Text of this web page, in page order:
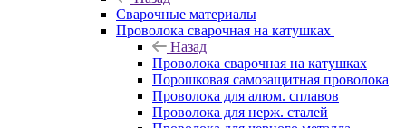
Сварочные материалы
Проволока сварочная на катушках
Назад
Проволока сварочная на катушках
Порошковая самозащитная проволока
Проволока для алюм. сплавов
Проволока для нерж. сталей